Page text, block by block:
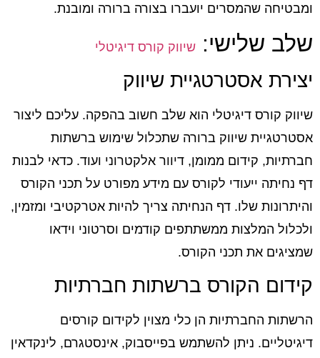
ומבטיחה שהמסרים יועברו בצורה ברורה ומובנת.
שלב שלישי: שיווק קורס דיגיטלי
יצירת אסטרטגיית שיווק
שיווק קורס דיגיטלי הוא שלב חשוב בהפקה. עליכם ליצור
אסטרטגיית שיווק ברורה שתכלול שימוש ברשתות
חברתיות, קידום ממומן, דיוור אלקטרוני ועוד. כדאי לבנות
דף נחיתה ייעודי לקורס עם מידע מפורט על תכני הקורס
והיתרונות שלו. דף הנחיתה צריך להיות אטרקטיבי ומזמין,
ולכלול המלצות ממשתתפים קודמים וסרטוני וידאו
שמציגים את תכני הקורס.
קידום הקורס ברשתות חברתיות
הרשתות החברתיות הן כלי מצוין לקידום קורסים
דיגיטליים. ניתן להשתמש בפייסבוק, אינסטגרם, לינקדאין